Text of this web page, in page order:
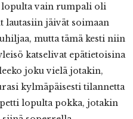
lopulta vain rumpali oli
lautasiin jäivät soimaan
mutta tämä kesti niin
katselivat epätietoisina
joku vielä jotakin,
kylmäpäisesti tilannetta
lopulta pokka, jotakin